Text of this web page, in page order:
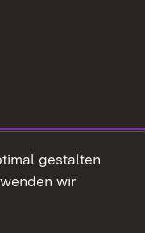
gestalten
wir